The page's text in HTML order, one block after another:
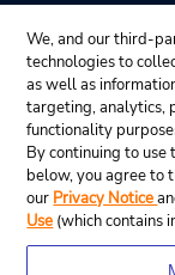
We, and our third-
technologies to
as well as
targeting, analytics,
functionality
By continuing to use
below, you agree to
our Privacy Notice
Use (which contains